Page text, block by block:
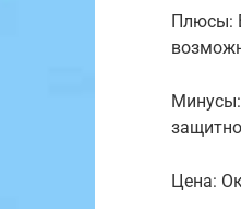
Плюсы:
Минусы:
Цена: